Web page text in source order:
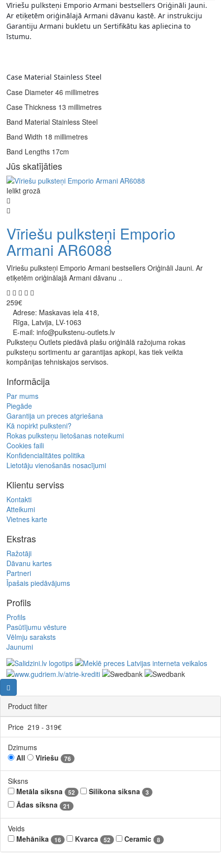
Vīriešu pulksteņi Emporio Armani bestsellers Oriģināli Jauni.
Ar etiķetēm oriģinālajā Armani dāvanu kastē. Ar instrukciju
Garantiju Armani bukletu un Sertifikātu kas apliecina to
īstumu.
Case Material Stainless Steel
Case Diameter 46 millimetres
Case Thickness 13 millimetres
Band Material Stainless Steel
Band Width 18 millimetres
Band Lengths 17cm
Jūs skatījāties
Ielikt grozā
Vīriešu pulksteņi Emporio
Armani AR6088
Vīriešu pulksteņi Emporio Armani bestsellers Oriģināli Jauni. Ar
etiķetēm oriģinālajā Armani dāvanu ..
259€
Adrese: Maskavas iela 418,
Rīga, Latvija, LV-1063
E-mail: info@pulkstenu-outlets.lv
Pulksteņu Outlets piedāvā plašu oriģinālā ražojuma rokas
pulksteņu sortimentu ar garantijas apkopi, kas tiek veikta
kompānijas tehniskajos servisos.
Informācija
Par mums
Piegāde
Garantija un preces atgriešana
Kā nopirkt pulksteni?
Rokas pulksteņu lietošanas noteikumi
Cookies faili
Konfidencialitātes politika
Lietotāju vienošanās nosacījumi
Klientu serviss
Kontakti
Atteikumi
Vietnes karte
Ekstras
Ražotāji
Dāvanu kartes
Partneri
Īpašais piedāvājums
Profils
Profils
Pasūtījumu vēsture
Vēlmju saraksts
Jaunumi
Product filter
Price 219 - 319€
Dzimums
All
Vīriešu 76
Siksns
Metāla siksna
52 Silikona siksna 3
Ādas siksna 21
Veids
Mehānika
16 Kvarca 52 Ceramic 8